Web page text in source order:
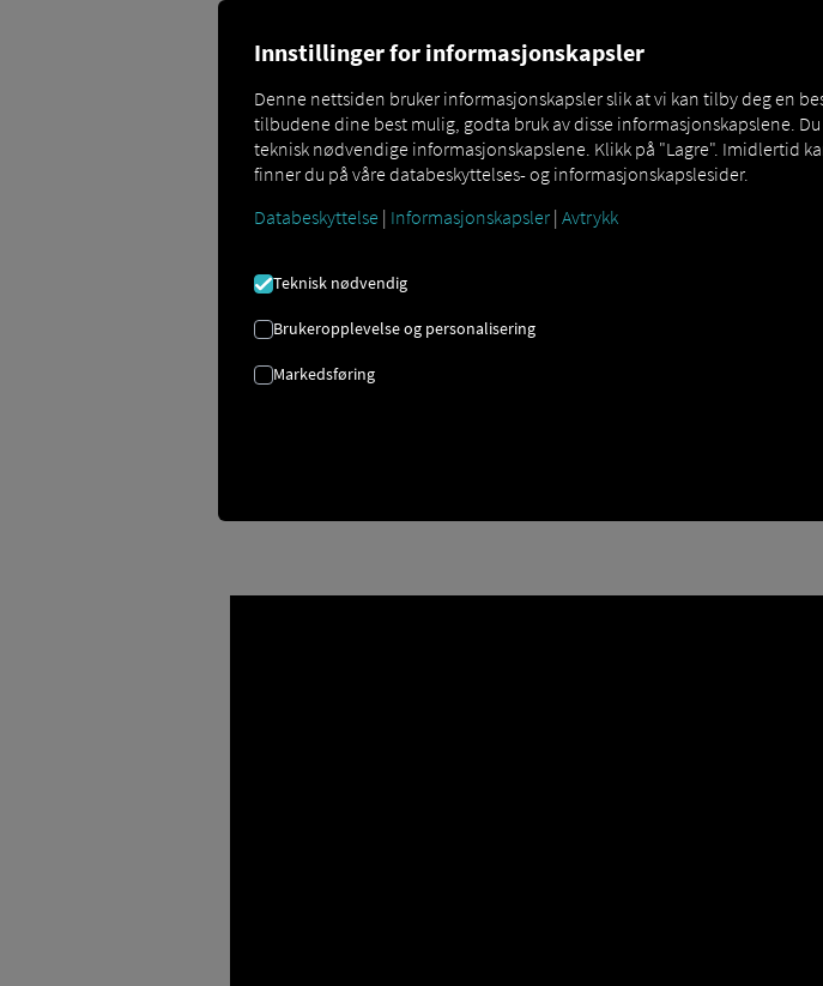
Effektiv kommunikasjon mellom
ordreoverføring, statusoppdateringer eller chatfunksjonen: RIO gjør
transparent.
Innstillinger for informasjonskapsler
Denne nettsiden bruker informasjonskapsler slik at vi kan tilby deg en
tilbudene dine best mulig, godta bruk av disse informasjonskapslene.
teknisk nødvendige informasjonskapslene. Klikk på "Lagre". Imidlertid
finner du på våre databeskyttelses- og informasjonskapslesider.
Databeskyttelse | Informasjonskapsler | Avtrykk
Teknisk nødvendig
Brukeropplevelse og personalisering
Markedsføring